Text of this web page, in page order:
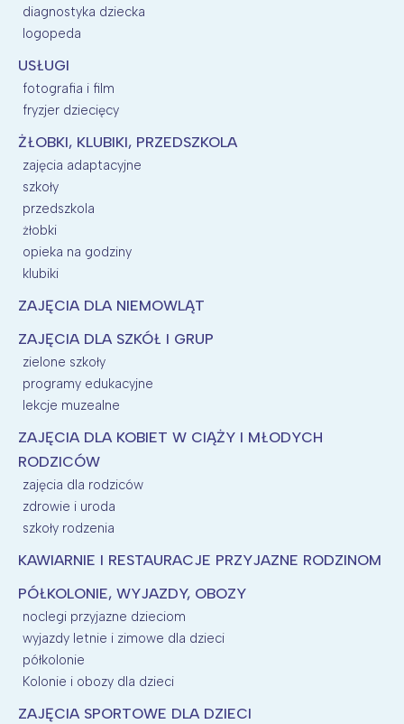
diagnostyka dziecka
logopeda
USŁUGI
fotografia i film
fryzjer dziecięcy
ŻŁOBKI, KLUBIKI, PRZEDSZKOLA
zajęcia adaptacyjne
szkoły
przedszkola
żłobki
opieka na godziny
klubiki
ZAJĘCIA DLA NIEMOWLĄT
ZAJĘCIA DLA SZKÓŁ I GRUP
zielone szkoły
programy edukacyjne
lekcje muzealne
ZAJĘCIA DLA KOBIET W CIĄŻY I MŁODYCH
RODZICÓW
zajęcia dla rodziców
zdrowie i uroda
szkoły rodzenia
KAWIARNIE I RESTAURACJE PRZYJAZNE RODZINOM
PÓŁKOLONIE, WYJAZDY, OBOZY
noclegi przyjazne dzieciom
wyjazdy letnie i zimowe dla dzieci
półkolonie
Kolonie i obozy dla dzieci
ZAJĘCIA SPORTOWE DLA DZIECI